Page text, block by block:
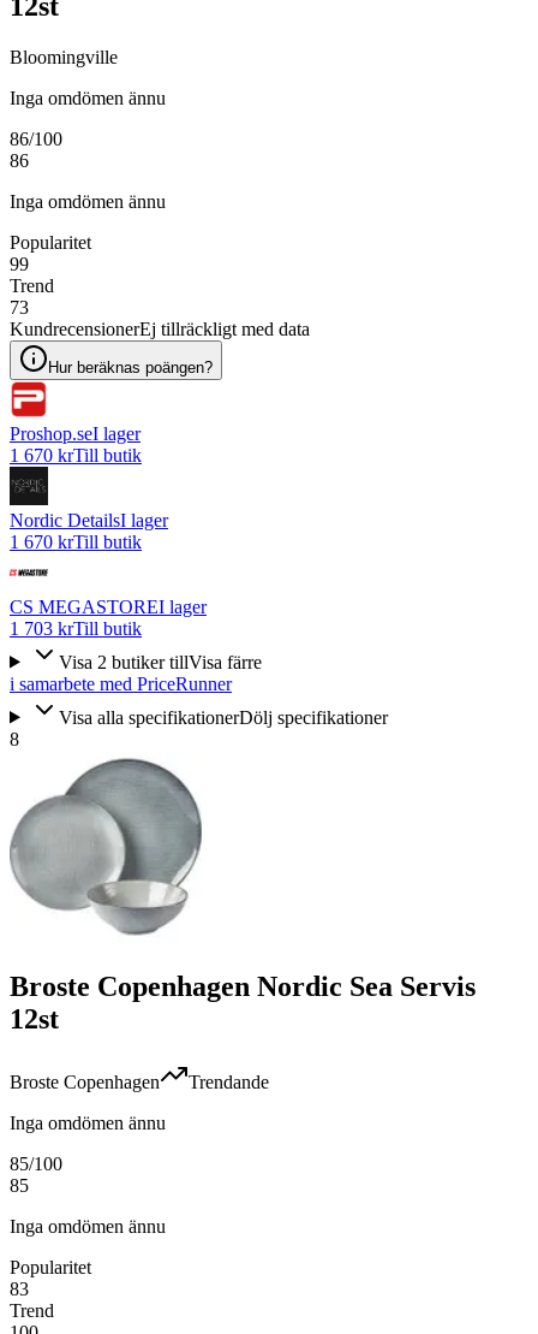
Bloomingville
Inga omdömen ännu
86/100
86
Inga omdömen ännu
Popularitet
99
Trend
73
KundrecensionerEj tillräckligt med data
Hur beräknas poängen?
Proshop.seI lager
1 670 krTill butik
Nordic DetailsI lager
1 670 krTill butik
CS MEGASTOREI lager
1 703 krTill butik
Visa 2 butiker tillVisa färre
i samarbete med PriceRunner
Visa alla specifikationerDölj specifikationer
8
Broste Copenhagen Nordic Sea Servis
12st
Broste Copenhagen
Trendande
Inga omdömen ännu
85/100
85
Inga omdömen ännu
Popularitet
83
Trend